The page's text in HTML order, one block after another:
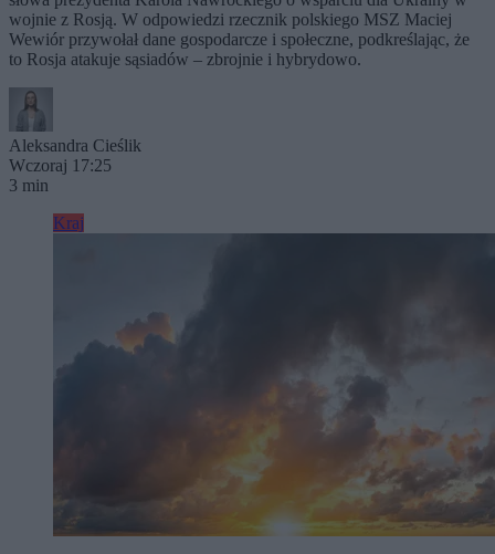
wojnie z Rosją. W odpowiedzi rzecznik polskiego MSZ Maciej
Wewiór przywołał dane gospodarcze i społeczne, podkreślając, że
to Rosja atakuje sąsiadów – zbrojnie i hybrydowo.
Aleksandra Cieślik
Wczoraj 17:25
3 min
Kraj